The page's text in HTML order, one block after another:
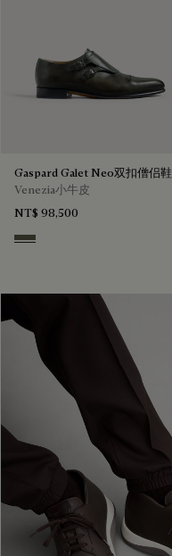
Gaspard Galet Neo双扣僧侣鞋
Venezia小牛皮
NT$ 98,500
Selva Oscura